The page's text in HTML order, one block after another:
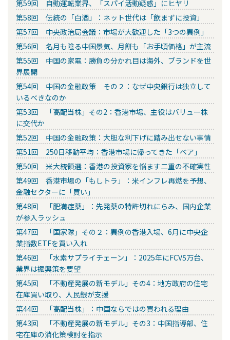
第59回 自動運転業界、「スパイ活動疑惑」にヒヤリ
第58回 伝統の「白酒」：ネット世代は「飲まずに投資」
第57回 中央政治局会議：市場が大歓迎した「3つの異例」
第56回 名月も陰る中国景気、月餅も「お手頃価格」が主流
第55回 中国の家電：勝負の分かれ目は海外、ブランドを世
界展開
第54回 中国の金融政策 その２：なぜ中央銀行は独立して
いるべきなのか
第53回 「高配当株」その2：香港市場、主役はバリュー株
に交代か
第52回 中国の金融政策：大胆な利下げに踏み出せない事情
第51回 250日移動平均：香港市場に帰ってきた「ベア」
第50回 米大統領選：香港の投資家を悩ます二重の不確実性
第49回 香港市場の「もしトラ」：米インフレ再燃を予想、
金融セクターに「買い」
第48回 「肥満症薬」：先発薬の特許切れにらみ、国内企業
が参入ラッシュ
第47回 「国家隊」その２：異例の香港入場、6月に中央企
業指数ETFを買い入れ
第46回 「水素サプライチェーン」：2025年にFCV5万台、
業界は振興策を要望
第45回 「不動産発展の新モデル」その4：地方政府の住宅
在庫買い取り、人民銀が支援
第44回 「高配当株」：中国ならではの買われる理由
第43回 「不動産発展の新モデル」その3：中国指導部、住
宅在庫の消化策検討を指示